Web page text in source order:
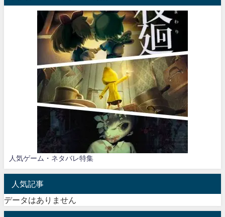
人気ゲーム・ネタバレ特集
人気記事
データはありません